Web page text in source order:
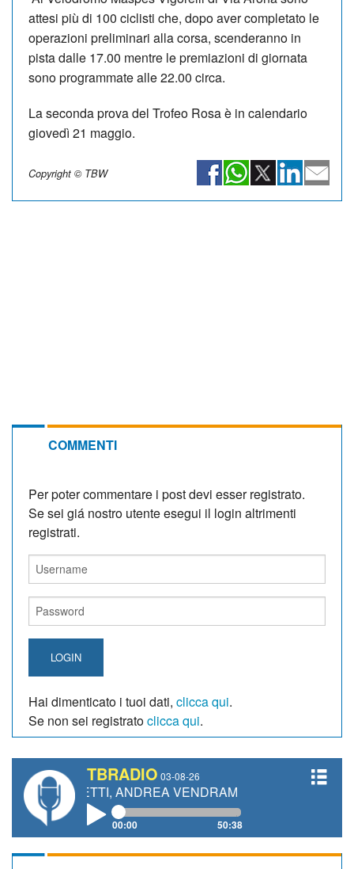
attesi più di 100 ciclisti che, dopo aver completato le
operazioni preliminari alla corsa, scenderanno in
pista dalle 17.00 mentre le premiazioni di giornata
sono programmate alle 22.00 circa.
La seconda prova del Trofeo Rosa è in calendario
giovedì 21 maggio.
Copyright © TBW
COMMENTI
Per poter commentare i post devi esser registrato.
Se sei giá nostro utente esegui il login altrimenti
registrati.
LOGIN
Hai dimenticato i tuoi dati, clicca qui.
Se non sei registratoclicca qui.
TBRADIO 03-08-26
ANDREA VENDRAME, FILIPPO FIORELLI
00:00 50:38